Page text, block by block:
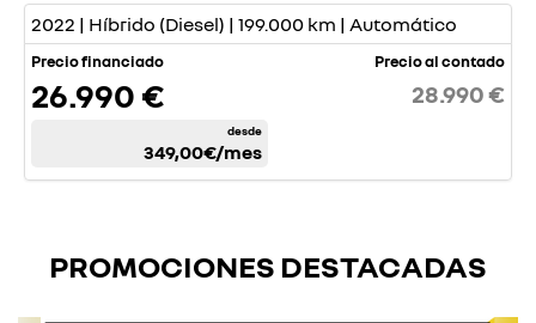
2022 | Híbrido (Diesel) | 199.000 km | Automático
Precio financiado
26.990 €
desde
349,00€/mes
Precio al contado
28.990 €
PROMOCIONES DESTACADAS